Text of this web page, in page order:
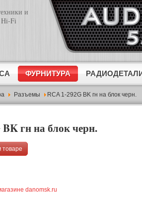
и
Hi-Fi
ФУРНИТУРА
Разъемы RCA 1-292G BK гн на блок черн.
гн на блок черн.
товаре
danomsk.ru